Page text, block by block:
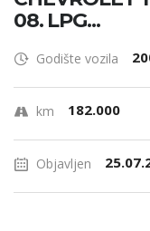
08. LPG...
Godište vozila
km 182.000
Objavljen